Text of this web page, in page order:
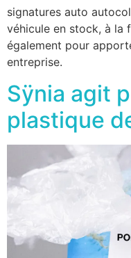
signatures auto
véhicule en stock, à la
également pour
entreprise.
Sÿnia agit
plastique